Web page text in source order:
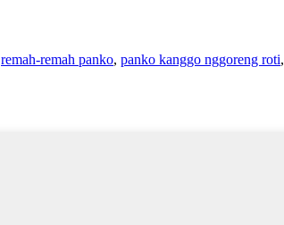
remah-remah panko, panko kanggo nggoreng roti,